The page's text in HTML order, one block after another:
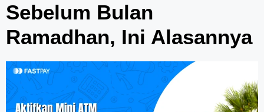
Sebelum Bulan
Ramadhan, Ini Alasannya